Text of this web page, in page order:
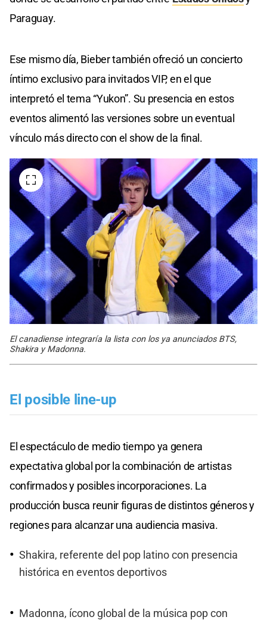
Paraguay.
Ese mismo día, Bieber también ofreció un concierto
íntimo exclusivo para invitados VIP, en el que
interpretó el tema “Yukon”. Su presencia en estos
eventos alimentó las versiones sobre un eventual
vínculo más directo con el show de la final.
El canadiense integraría la lista con los ya anunciados BTS,
Shakira y Madonna.
El posible line-up
El espectáculo de medio tiempo ya genera
expectativa global por la combinación de artistas
confirmados y posibles incorporaciones. La
producción busca reunir figuras de distintos géneros y
regiones para alcanzar una audiencia masiva.
Shakira, referente del pop latino con presencia
histórica en eventos deportivos
Madonna, ícono global de la música pop con